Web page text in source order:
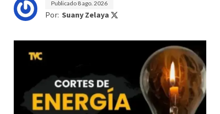
Publicado 8 ago. 2026
Por: Suany Zelaya